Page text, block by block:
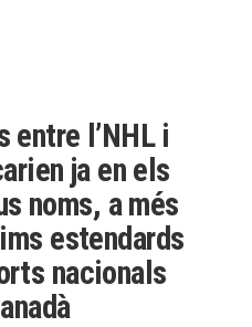
entre l’NHL i
ja en els
noms, a més
estendards
nacionals